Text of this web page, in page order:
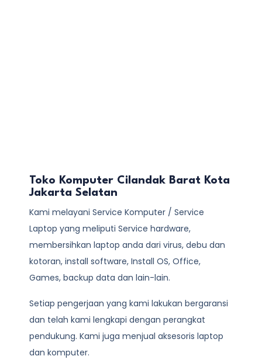
Toko Komputer Cilandak Barat Kota
Jakarta Selatan
Kami melayani Service Komputer / Service
Laptop yang meliputi Service hardware,
membersihkan laptop anda dari virus, debu dan
kotoran, install software, Install OS, Office,
Games, backup data dan lain-lain.
Setiap pengerjaan yang kami lakukan bergaransi
dan telah kami lengkapi dengan perangkat
pendukung. Kami juga menjual aksesoris laptop
dan komputer.